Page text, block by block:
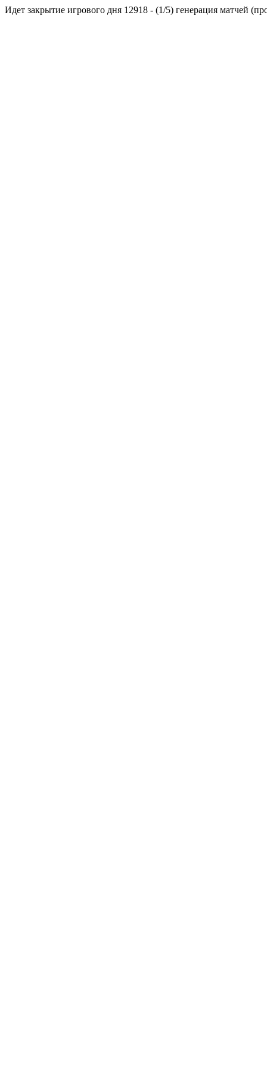
Идет закрытие игрового дня 12918 - (1/5) генерация матчей